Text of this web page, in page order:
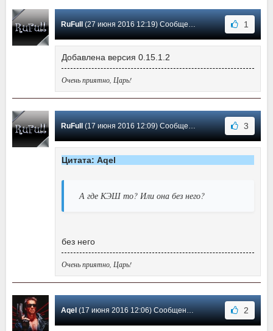
RuFull (27 июня 2016 12:19) Сообщение #50 1
Добавлена версия 0.15.1.2
Очень приятно, Царь!
RuFull (17 июня 2016 12:09) Сообщение #49 3
Цитата: Aqel
А где КЭШ то? Или она без него?
без него
Очень приятно, Царь!
Aqel (17 июня 2016 12:06) Сообщение #48 2